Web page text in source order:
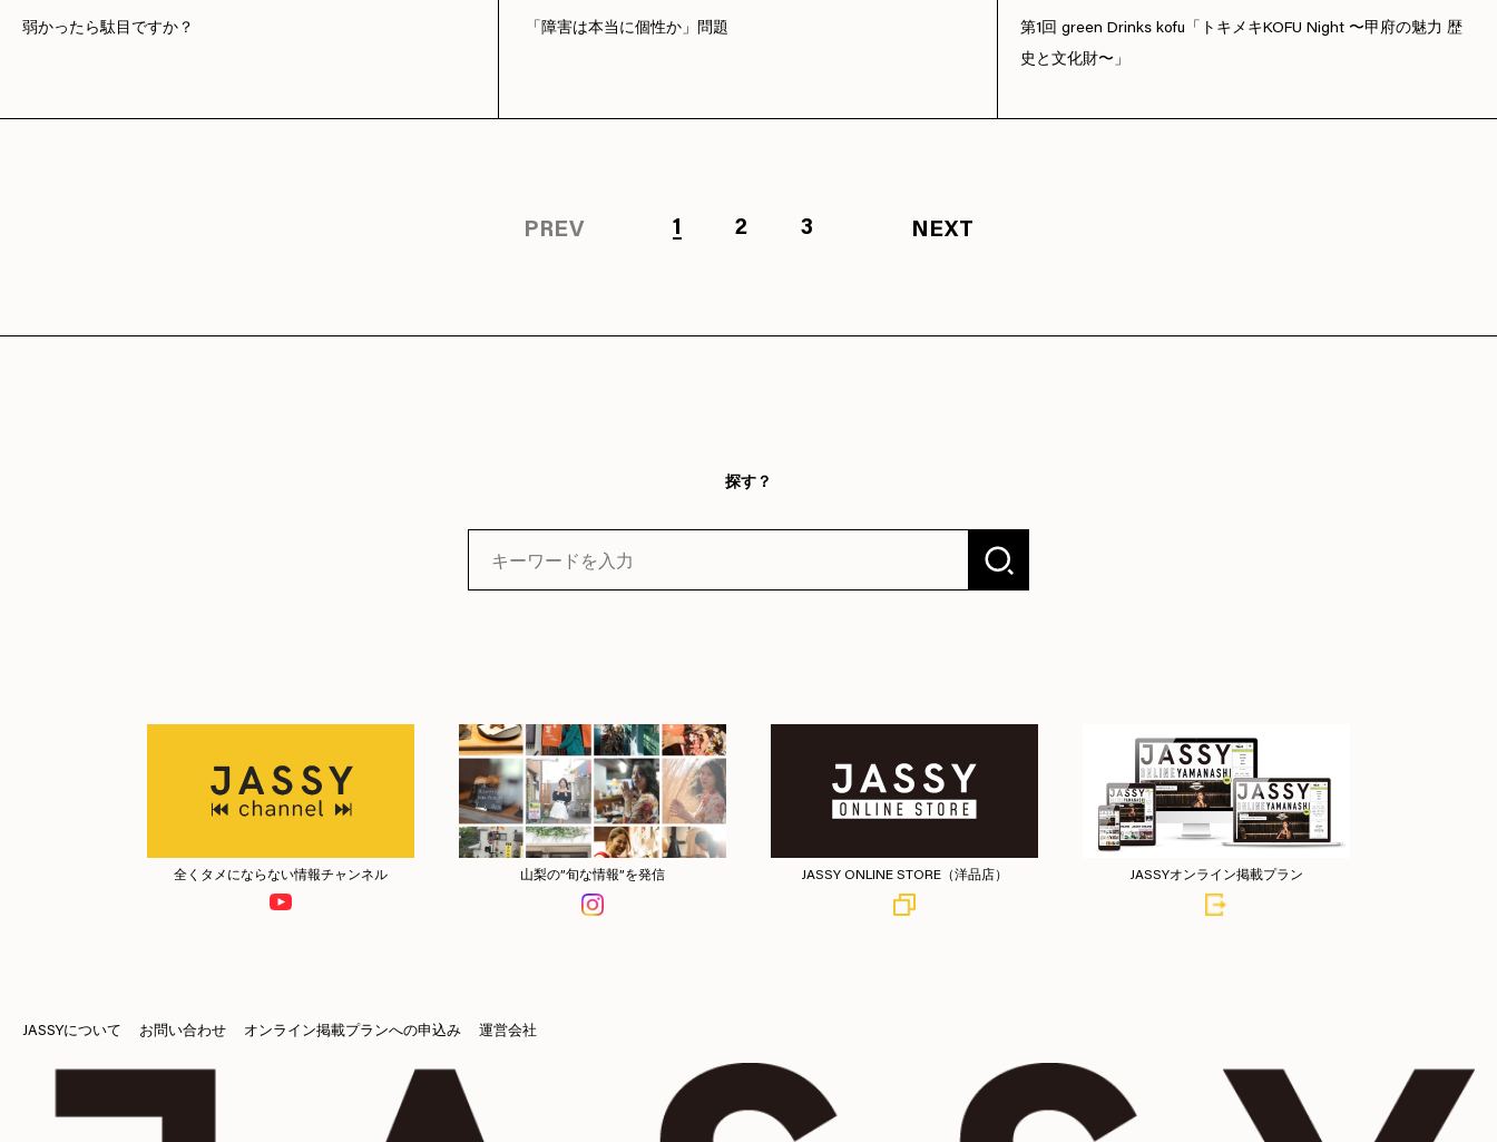
弱かったら駄目ですか？ 「障害は本当に個性か」問題
第1回 green Drinks kofu「トキメキKOFU Night 〜甲府の魅力 歴
史と文化財〜」
PREV 1 2 3 NEXT
探す？
全くタメにならない情報チャンネル 山梨の”旬な情報”を発信 JASSY ONLINE STORE（洋品店） JASSYオンライン掲載プラン
JASSYについて お問い合わせ オンライン掲載プランへの申込み 運営会社